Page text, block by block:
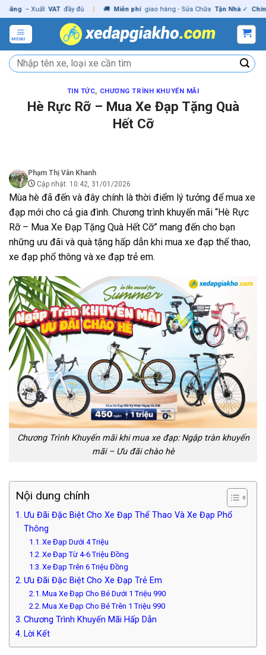
Skip
to
content
– Xuất VAT đầy đủ | 🚚 Miễn phí giao hàng - Sửa Chữa Tận Nhà ✓ Chính
MENU
Tìm
kiếm:
TIN TỨC, CHƯƠNG TRÌNH KHUYẾN MÃI
Hè Rực Rỡ – Mua Xe Đạp Tặng Quà
Hết Cỡ
Phạm Thị Vân Khanh
Cập nhật: 10:42, 31/01/2026
Mùa hè đã đến và đây chính là thời điểm lý tưởng để mua xe
đạp mới cho cả gia đình. Chương trình khuyến mãi “Hè Rực
Rỡ – Mua Xe Đạp Tặng Quà Hết Cỡ” mang đến cho bạn
những ưu đãi và quà tặng hấp dẫn khi mua xe đạp thể thao,
xe đạp phổ thông và xe đạp trẻ em.
Chương Trình Khuyến mãi khi mua xe đạp: Ngập tràn khuyến
mãi – Ưu đãi chào hè
Nội dung chính
Ưu Đãi Đặc Biệt Cho Xe Đạp Thể Thao Và Xe Đạp Phổ
Thông
Xe Đạp Dưới 4 Triệu
Xe Đạp Từ 4-6 Triệu Đồng
Xe Đạp Trên 6 Triệu Đồng
Ưu Đãi Đặc Biệt Cho Xe Đạp Trẻ Em
Mua Xe Đạp Cho Bé Dưới 1 Triệu 990
Mua Xe Đạp Cho Bé Trên 1 Triệu 990
Chương Trình Khuyến Mãi Hấp Dẫn
Lời Kết